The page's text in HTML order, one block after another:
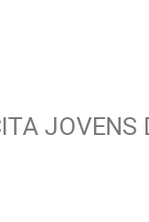
JOVENS